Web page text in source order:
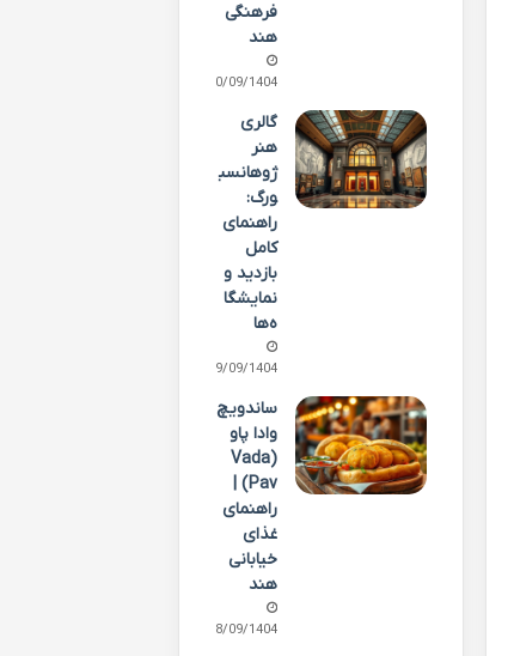
فرهنگی
هند
30/09/1404
گالری
هنر
ژوهانسب
ورگ:
راهنمای
کامل
بازدید و
نمایشگا
ه‌ها
29/09/1404
ساندویچ
وادا پاو
(Vada
Pav) |
راهنمای
غذای
خیابانی
هند
28/09/1404